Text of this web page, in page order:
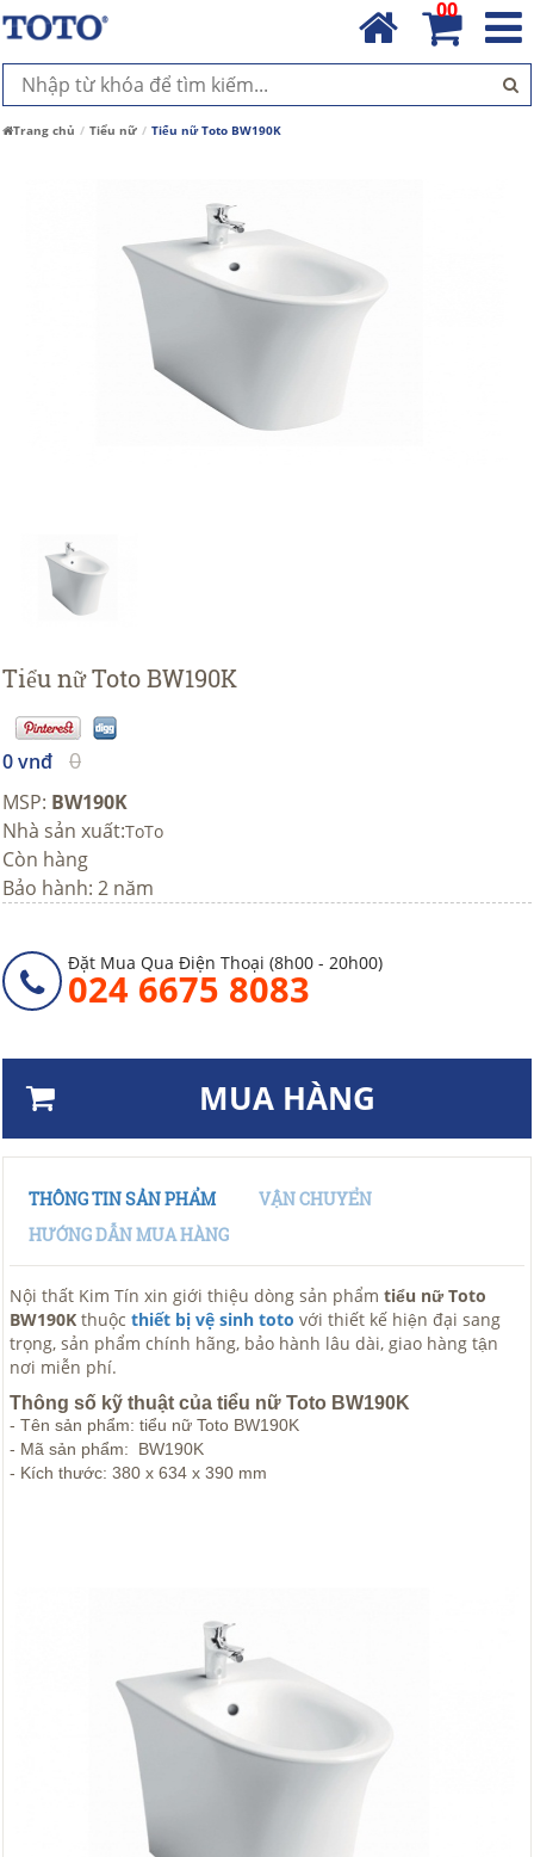
00
Trang chủ Tiểu nữ Tiểu nữ Toto BW190K
Tiểu nữ Toto BW190K
0 vnđ 0
MSP: BW190K
Nhà sản xuất:ToTo
Còn hàng
Bảo hành: 2 năm
Đặt Mua Qua Điện Thoại (8h00 - 20h00)
024 6675 8083
MUA HÀNG
THÔNG TIN SẢN PHẨM
VẬN CHUYỂN
HƯỚNG DẪN MUA HÀNG
Nội thất Kim Tín xin giới thiệu dòng sản phẩm tiểu nữ Toto
BW190K thuộc thiết bị vệ sinh toto với thiết kế hiện đại sang
trọng, sản phẩm chính hãng, bảo hành lâu dài, giao hàng tận
nơi miễn phí.
Thông số kỹ thuật của tiểu nữ Toto BW190K
- Tên sản phẩm: tiểu nữ Toto BW190K
- Mã sản phẩm: BW190K
- Kích thước: 380 x 634 x 390 mm